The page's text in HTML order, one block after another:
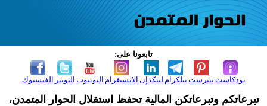
تابعونا على:
الفيسبوك التويتر اليوتيوب الانستغرام لينكدإن تيلكرامبنترست بودكاست
تبرعاتكم وتبرعاتكن المالية تحفظ استقلال الحوار المتمدن،